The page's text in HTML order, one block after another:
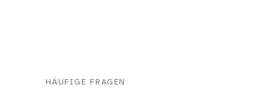
HÄUFIGE FRAGEN